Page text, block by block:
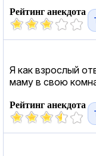
Рейтинг анекдота
Я как взрослый
маму в свою
Рейтинг анекдота